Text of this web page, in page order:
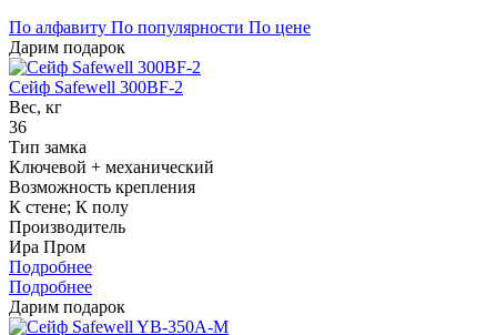
По алфавиту По популярности По цене
Дарим подарок
Сейф Safewell 300BF-2
Вес, кг
36
Тип замка
Ключевой + механический
Возможность крепления
К стене; К полу
Производитель
Ира Пром
Подробнее
Подробнее
Дарим подарок